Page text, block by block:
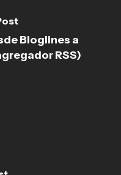
Bloglines a
RSS)